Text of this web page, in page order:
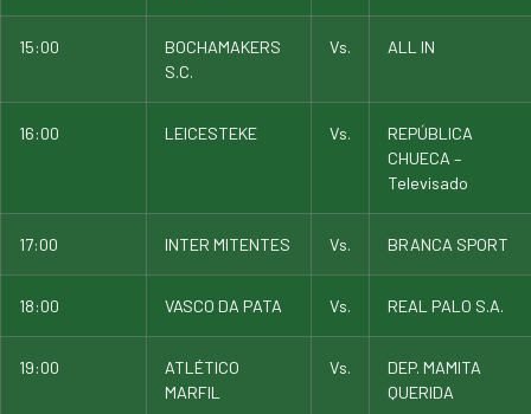
15:00
BOCHAMAKERS
S.C.
Vs. ALL IN
16:00 LEICESTEKE Vs.
REPÚBLICA
CHUECA –
Televisado
17:00 INTER MITENTES Vs. BRANCA SPORT
18:00 VASCO DA PATA Vs. REAL PALO S.A.
19:00
ATLÉTICO
MARFIL
Vs.
DEP. MAMITA
QUERIDA